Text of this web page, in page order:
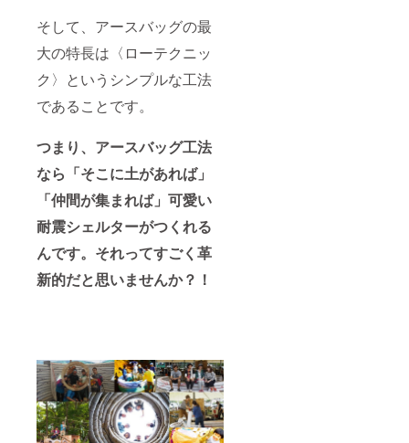
そして、アースバッグの最
大の特長は〈ローテクニッ
ク〉というシンプルな工法
であることです。
つまり、アースバッグ工法
なら「そこに土があれば」
「仲間が集まれば」可愛い
耐震シェルターがつくれる
んです。それってすごく革
新的だと思いませんか？！